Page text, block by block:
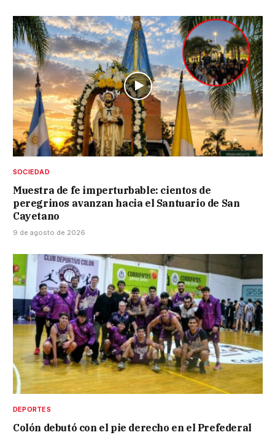
SOCIEDAD
Muestra de fe imperturbable: cientos de
peregrinos avanzan hacia el Santuario de San
Cayetano
9 de agosto de 2026
DEPORTES
Colón debutó con el pie derecho en el Prefederal